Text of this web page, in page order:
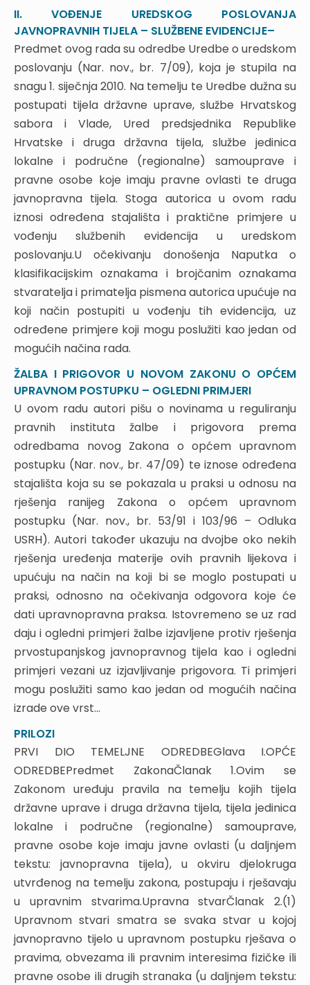
3. SPORAZUMNO RJEŠAVANJE SPORNOG
ODNOSA
3.1. Nagodba
3.2. Nagodba prema ZUP-u
3.3. Nagodba o naplati javnih davanja
3.4. Sudska nagodba
4. ZAKLJUČNE NAPOMENE
PRAKSA U PRIMJENI ZAKONA O OPĆEM
UPRAVNOM POSTUPKU I DONOŠENJE RJEŠENJA I
VOĐENJE UREDSKOG POSLOVANJA PREMA
NOVOJ UREDBI O UREDSKOM POSLOVANJU
I. PRAKSA U PRIMJENI ZAKONA O OPĆEM
UPRAVNOM POSTUPKU I DONOŠENJE RJEŠENJA
1. UVOD
2. PRIMJENA PRIJAŠNJEG ZUP-A NA ZAPOČETE
POSTUPKE
3. TEMELJNE ODREDBE ZUP-A I POSEBNI ZAKON
3.1. Dvojbe u primjeni Općeg poreznog zakona i
ZUP-a
3.1.1. Postupak povrata u prijašnje stanje prema Općem
poreznom zakonu
3.1.2. Povrat u prijašnje stanje i odgoda ovrhe prema
OPZ-u
3.1.3. Donošenje rješenja o povratu u prijašnje stanje
3.1.4. Donošenje rješenja o povratu u prijašnje stanje
prema novom ZUP-u
3.1.5. Odlučivanje o prijedlogu za povrat u prijašnje
stanje prema prijašnjem ZUP-u
3.2. Primjena ZUP-a i podzakonskih propisa
(uredbi) u državnoj službi
3.2.1. Postupak raspisivanja i provedba javnog
natječaja prema Uredbi
4. OVLASTI ZA DONOŠENJE RJEŠENJA PREMA
NOVOM ZUP-U
4.1. Ovlasti službene osobe za donošenje rješenja
prema novom ZUP-u
4.2. Davanje ovlasti pravilnikom o unutarnjem
redu
4.3. Davanje ovlasti premještajem na radno
mjesto s ovlastima
4.4. Ovlast za rješavanje upravnih stvari prema
prijašnjem ZUP-u
4.5. Stvarna nadležnost i ovlast za donošenje
jedinica lokalne i područne (regionalne)
samouprave iz samoupravnog djelokruga i
prenesenih poslova državne uprave
4.7. Davanje ovlasti za donošenje rješenja u
službeničkim stvarima državnih službenika
4.8. Ovlasti za donošenje rješenja o prijmu i
drugim pravima lokalnih službenika i namještenika
4.9. Davanje ovlasti za donošenje rješenja glede
lokalne službe prema ZUP-u
5. OGLEDNI PRIMJERI
II. VOĐENJE UREDSKOG POSLOVANJA
II. VOĐENJE UREDSKOG POSLOVANJA
JAVNOPRAVNIH TIJELA – SLUŽBENE EVIDENCIJE–
Predmet ovog rada su odredbe Uredbe o uredskom
poslovanju (Nar. nov., br. 7/09), koja je stupila na
snagu 1. siječnja 2010. Na temelju te Uredbe dužna su
postupati tijela državne uprave, službe Hrvatskog
sabora i Vlade, Ured predsjednika Republike
Hrvatske i druga državna tijela, službe jedinica
lokalne i područne (regionalne) samouprave i
pravne osobe koje imaju pravne ovlasti te druga
javnopravna tijela. Stoga autorica u ovom radu
iznosi određena stajališta i praktične primjere u
vođenju službenih evidencija u uredskom
poslovanju.U očekivanju donošenja Naputka o
klasifikacijskim oznakama i brojčanim oznakama
stvaratelja i primatelja pismena autorica upućuje na
koji način postupiti u vođenju tih evidencija, uz
određene primjere koji mogu poslužiti kao jedan od
mogućih načina rada.
ŽALBA I PRIGOVOR U NOVOM ZAKONU O OPĆEM
UPRAVNOM POSTUPKU – OGLEDNI PRIMJERI
U ovom radu autori pišu o novinama u reguliranju
pravnih instituta žalbe i prigovora prema
odredbama novog Zakona o općem upravnom
postupku (Nar. nov., br. 47/09) te iznose određena
stajališta koja su se pokazala u praksi u odnosu na
rješenja ranijeg Zakona o općem upravnom
postupku (Nar. nov., br. 53/91 i 103/96 – Odluka
USRH). Autori također ukazuju na dvojbe oko nekih
rješenja uređenja materije ovih pravnih lijekova i
upućuju na način na koji bi se moglo postupati u
praksi, odnosno na očekivanja odgovora koje će
dati upravnopravna praksa. Istovremeno se uz rad
daju i ogledni primjeri žalbe izjavljene protiv rješenja
prvostupanjskog javnopravnog tijela kao i ogledni
primjeri vezani uz izjavljivanje prigovora. Ti primjeri
mogu poslužiti samo kao jedan od mogućih načina
izrade ove vrst...
PRILOZI
PRVI DIO TEMELJNE ODREDBEGlava I.OPĆE
ODREDBEPredmet ZakonaČlanak 1.Ovim se
Zakonom uređuju pravila na temelju kojih tijela
državne uprave i druga državna tijela, tijela jedinica
lokalne i područne (regionalne) samouprave,
pravne osobe koje imaju javne ovlasti (u daljnjem
tekstu: javnopravna tijela), u okviru djelokruga
utvrđenog na temelju zakona, postupaju i rješavaju
u upravnim stvarima.Upravna stvarČlanak 2.(1)
Upravnom stvari smatra se svaka stvar u kojoj
javnopravno tijelo u upravnom postupku rješava o
pravima, obvezama ili pravnim interesima fizičke ili
pravne osobe ili drugih stranaka (u daljnjem tekstu: